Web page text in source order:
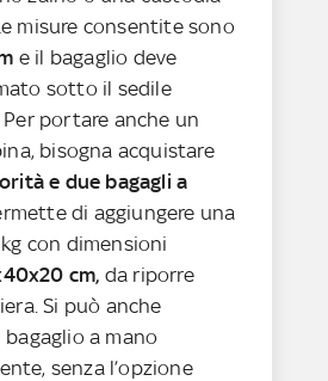
misure consentite sono
e il bagaglio deve
sotto il sedile
portare anche un
bisogna acquistare
e due bagagli a
di aggiungere una
con dimensioni
cm, da riporre
Si può anche
a mano
senza l’opzione